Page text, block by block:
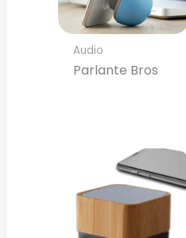
Audio
Parlante Bros